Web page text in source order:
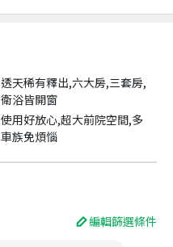
透天稀有釋出,六大房,三套房,
衛浴皆開窗
使用好放心,超大前院空間,多
車族免煩惱
編輯篩選條件